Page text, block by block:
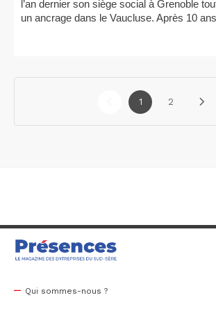
l’an dernier son siège social à Grenoble
un ancrage dans le Vaucluse. Après 10
1 2
Qui sommes-nous ?